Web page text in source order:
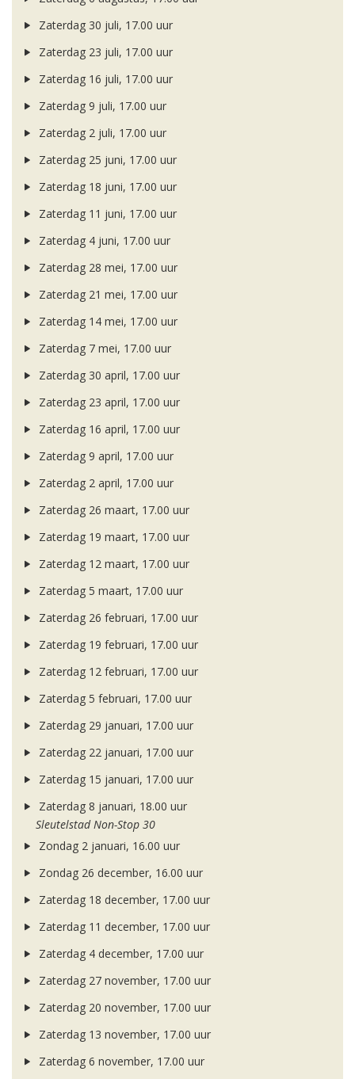
Zaterdag 30 juli, 17.00 uur
Zaterdag 23 juli, 17.00 uur
Zaterdag 16 juli, 17.00 uur
Zaterdag 9 juli, 17.00 uur
Zaterdag 2 juli, 17.00 uur
Zaterdag 25 juni, 17.00 uur
Zaterdag 18 juni, 17.00 uur
Zaterdag 11 juni, 17.00 uur
Zaterdag 4 juni, 17.00 uur
Zaterdag 28 mei, 17.00 uur
Zaterdag 21 mei, 17.00 uur
Zaterdag 14 mei, 17.00 uur
Zaterdag 7 mei, 17.00 uur
Zaterdag 30 april, 17.00 uur
Zaterdag 23 april, 17.00 uur
Zaterdag 16 april, 17.00 uur
Zaterdag 9 april, 17.00 uur
Zaterdag 2 april, 17.00 uur
Zaterdag 26 maart, 17.00 uur
Zaterdag 19 maart, 17.00 uur
Zaterdag 12 maart, 17.00 uur
Zaterdag 5 maart, 17.00 uur
Zaterdag 26 februari, 17.00 uur
Zaterdag 19 februari, 17.00 uur
Zaterdag 12 februari, 17.00 uur
Zaterdag 5 februari, 17.00 uur
Zaterdag 29 januari, 17.00 uur
Zaterdag 22 januari, 17.00 uur
Zaterdag 15 januari, 17.00 uur
Zaterdag 8 januari, 18.00 uur
Sleutelstad Non-Stop 30
Zondag 2 januari, 16.00 uur
Zondag 26 december, 16.00 uur
Zaterdag 18 december, 17.00 uur
Zaterdag 11 december, 17.00 uur
Zaterdag 4 december, 17.00 uur
Zaterdag 27 november, 17.00 uur
Zaterdag 20 november, 17.00 uur
Zaterdag 13 november, 17.00 uur
Zaterdag 6 november, 17.00 uur